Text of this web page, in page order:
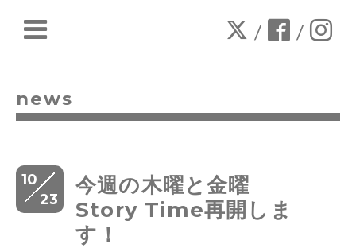
/ /
news
10
23
今週の木曜と金曜
Story Time再開しま
す！